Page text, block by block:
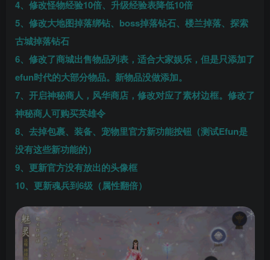
4、修改怪物经验10倍、升级经验表降低10倍
5、修改大地图掉落绑钻、boss掉落钻石、楼兰掉落、探索
古城掉落钻石
6、修改了商城出售物品列表，适合大家娱乐，但是只添加了
efun时代的大部分物品。新物品没做添加。
7、开启神秘商人，风华商店，修改对应了素材边框。修改了
神秘商人可购买英雄令
8、去掉包裹、装备、宠物里官方新功能按钮（测试Efun是
没有这些新功能的）
9、更新官方没有放出的头像框
10、更新魂兵到6级（属性翻倍）